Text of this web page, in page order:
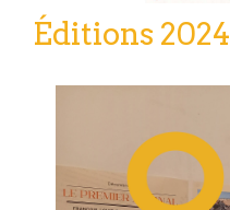
Éditions 2024